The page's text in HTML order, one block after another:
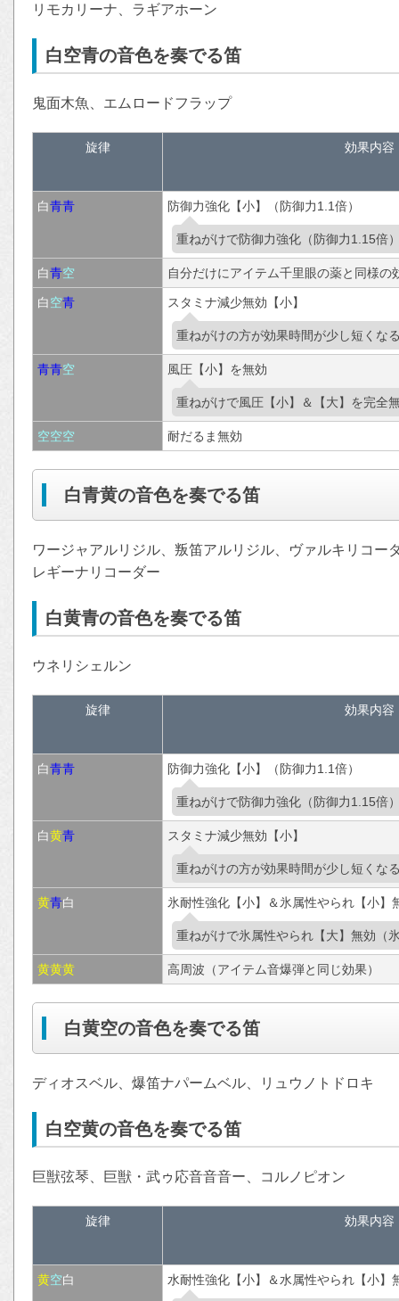
リモカリーナ、ラギアホーン
白空青の音色を奏でる笛
鬼面木魚、エムロードフラップ
旋律 効果内容
白青青 防御力強化【小】（防御力1.1倍）
重ねがけで防御力強化（防御力1.15倍
白青空 自分だけにアイテム千里眼の薬と同様の
白空青 スタミナ減少無効【小】
重ねがけの方が効果時間が少し短くな
青青空 風圧【小】を無効
重ねがけで風圧【小】＆【大】を完全
空空空 耐だるま無効
白青黄の音色を奏でる笛
ワージャアルリジル、叛笛アルリジル、ヴァルキリコー
レギーナリコーダー
白黄青の音色を奏でる笛
ウネリシェルン
旋律 効果内容
白青青 防御力強化【小】（防御力1.1倍）
重ねがけで防御力強化（防御力1.15倍
白黄青 スタミナ減少無効【小】
重ねがけの方が効果時間が少し短くな
黄青白 氷耐性強化【小】＆氷属性やられ【小】
重ねがけで氷属性やられ【大】無効（
黄黄黄 高周波（アイテム音爆弾と同じ効果）
白黄空の音色を奏でる笛
ディオスベル、爆笛ナパームベル、リュウノトドロキ
白空黄の音色を奏でる笛
巨獣弦琴、巨獣・武ゥ応音音音ー、コルノピオン
旋律 効果内容
黄空白 水耐性強化【小】＆水属性やられ【小】